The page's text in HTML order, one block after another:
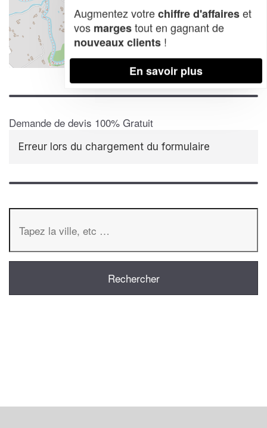
Demande de devis 100% Gratuit
Erreur lors du chargement du formulaire
Augmentez votrechiffre d'affaireset
vos margestout en gagnant de
nouveaux clients !
En savoir plus